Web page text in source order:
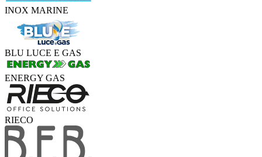
INOX MARINE
BLU LUCE E GAS
ENERGY GAS
RIECO